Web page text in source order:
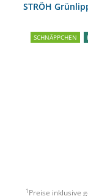
STRÖH
SCHNÄPPCHEN
1 Preise inklusive